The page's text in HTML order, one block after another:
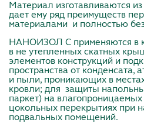
Материал изготавливаются
дает ему ряд преимуществ
материалами и полностью
НАНОИЗОЛ С применяются в
в не утепленных скатных
элементов конструкций и
пространства от конденсата,
и пыли, проникающих в
кровли; для защиты
паркет) на влагопроницаемых
цокольных перекрытиях при
подвальных помещений.